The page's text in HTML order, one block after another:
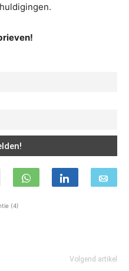
(4)
Volgend artikel